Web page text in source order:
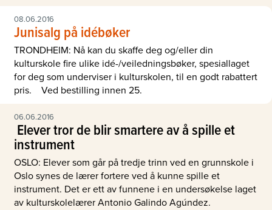
08.06.2016
Junisalg på idébøker
TRONDHEIM: Nå kan du skaffe deg og/eller din
kulturskole fire ulike idé-/veiledningsbøker, spesiallaget
for deg som underviser i kulturskolen, til en godt rabattert
pris. Ved bestilling innen 25.
06.06.2016
 Elever tror de blir smartere av å spille et
instrument
OSLO: Elever som går på tredje trinn ved en grunnskole i
Oslo synes de lærer fortere ved å kunne spille et
instrument. Det er ett av funnene i en undersøkelse laget
av kulturskolelærer Antonio Galindo Agúndez.